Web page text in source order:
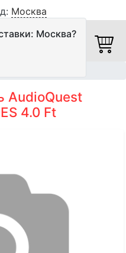
Москва
Москва?
AudioQuest
4.0 Ft